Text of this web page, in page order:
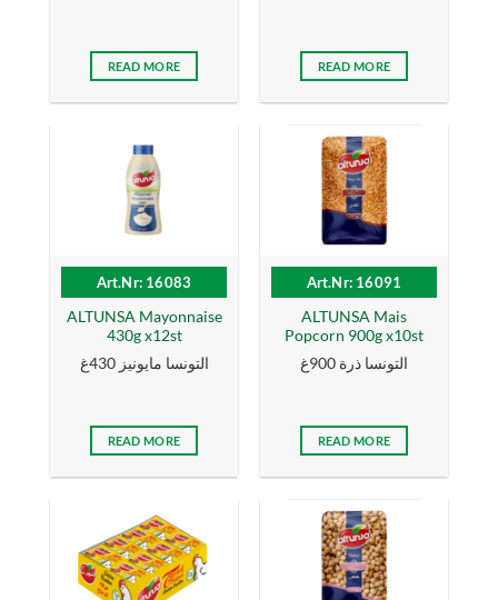
READ MORE READ MORE
Art.Nr: 16083
ALTUNSA Mayonnaise
430g x12st
التونسا مايونيز 430غ
READ MORE
Art.Nr: 16091
ALTUNSA Mais
Popcorn 900g x10st
التونسا ذرة 900غ
READ MORE